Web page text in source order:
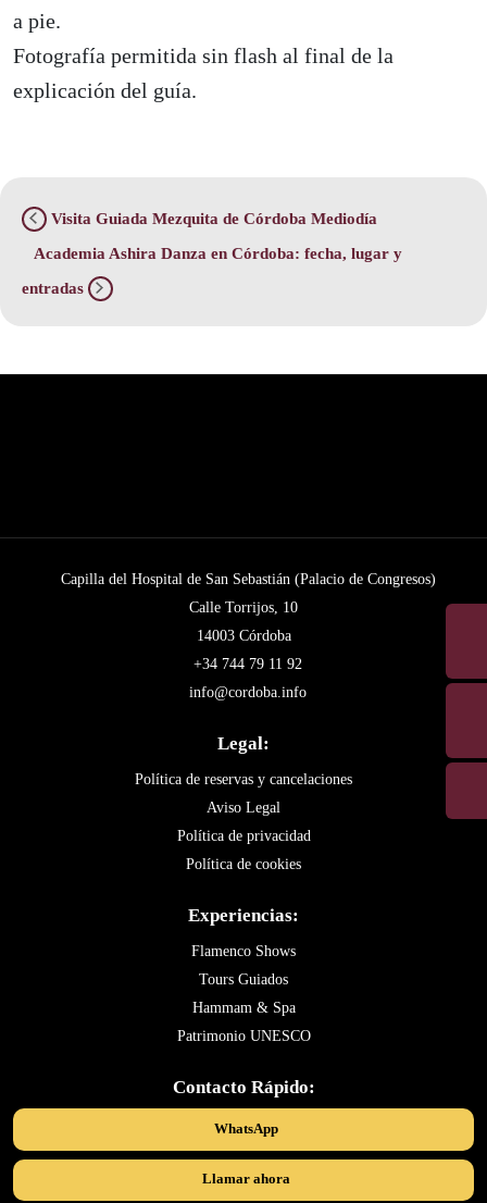
a pie.
Fotografía permitida sin flash al final de la
explicación del guía.
Visita Guiada Mezquita de Córdoba Mediodía
Academia Ashira Danza en Córdoba: fecha, lugar y
entradas
Capilla del Hospital de San Sebastián (Palacio de Congresos)
Calle Torrijos, 10
14003 Córdoba
+34 744 79 11 92
info@cordoba.info
Legal:
Política de reservas y cancelaciones
Aviso Legal
Política de privacidad
Política de cookies
Experiencias:
Flamenco Shows
Tours Guiados
Hammam & Spa
Patrimonio UNESCO
Contacto Rápido:
WhatsApp
Llamar ahora